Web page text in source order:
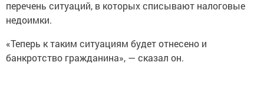
перечень ситуаций, в которых списывают налоговые
недоимки.
«Теперь к таким ситуациям будет отнесено и
банкротство гражданина», — сказал он.